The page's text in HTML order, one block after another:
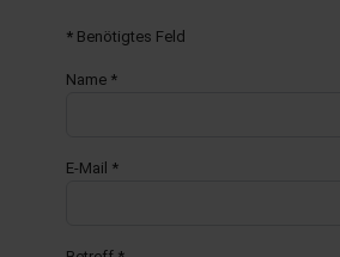
* Benötigtes Feld
Name *
E-Mail *